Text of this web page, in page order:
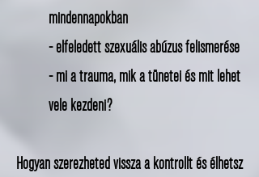
mindennapokban
- elfeledett szexuális abúzus felismerése
- mi a trauma, mik a tünetei és mit lehet
vele kezdeni?
Hogyan szerezheted vissza a kontrollt és élhetsz